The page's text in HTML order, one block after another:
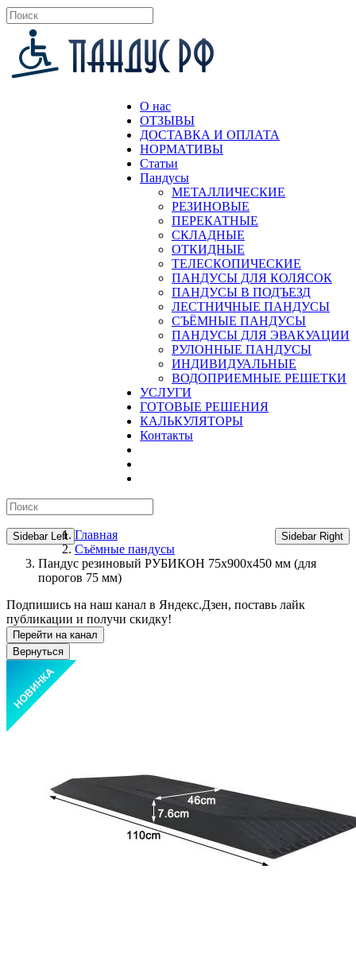
О нас
ОТЗЫВЫ
ДОСТАВКА И ОПЛАТА
НОРМАТИВЫ
Статьи
Пандусы
МЕТАЛЛИЧЕСКИЕ
РЕЗИНОВЫЕ
ПЕРЕКАТНЫЕ
СКЛАДНЫЕ
ОТКИДНЫЕ
ТЕЛЕСКОПИЧЕСКИЕ
ПАНДУСЫ ДЛЯ КОЛЯСОК
ПАНДУСЫ В ПОДЪЕЗД
ЛЕСТНИЧНЫЕ ПАНДУСЫ
CЪЁМНЫЕ ПАНДУСЫ
ПАНДУСЫ ДЛЯ ЭВАКУАЦИИ
РУЛОННЫЕ ПАНДУСЫ
ИНДИВИДУАЛЬНЫЕ
ВОДОПРИЕМНЫЕ РЕШЕТКИ
УСЛУГИ
ГОТОВЫЕ РЕШЕНИЯ
КАЛЬКУЛЯТОРЫ
Контакты
Sidebar Left Sidebar Right
Главная
Съёмные пандусы
Пандус резиновый РУБИКОН 75х900х450 мм (для
порогов 75 мм)
Подпишись на наш канал в Яндекс.Дзен, поставь лайк
публикации и получи скидку!